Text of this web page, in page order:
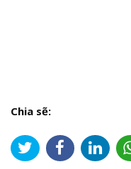
Chia sẽ: